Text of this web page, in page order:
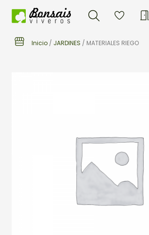
Buscar
Inicio / JARDINES / MATERIALES RIEGO